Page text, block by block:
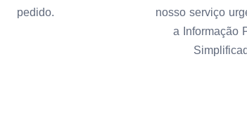
pedido.
nosso serviço
a Informação